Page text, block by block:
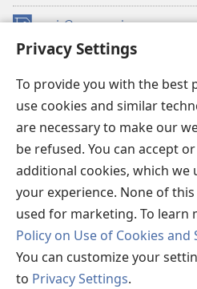
Privacy Settings
To provide you with the best
use cookies and similar
are necessary to make our
be refused. You can accept
additional cookies, which we
your experience. None of
used for marketing. To learn
Policy on Use of Cookies and
You can customize your
to Privacy Settings.
நன்கொடைகள்
new
(opens
JW Hub®
window)JW லைப்ரரி
உவாட்ச்டவர் லைப்ரரி
Copyright© 2026 Watch Tower Bible